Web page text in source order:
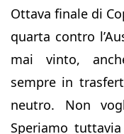
Ottava finale di
quarta contro
mai vinto,
sempre in
neutro. Non
Speriamo